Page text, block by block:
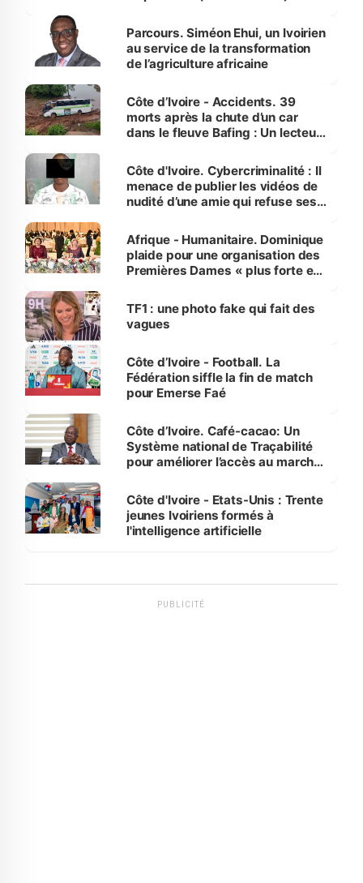
Parcours. Siméon Ehui, un Ivoirien
au service de la transformation
de l’agriculture africaine
Côte d’Ivoire - Accidents. 39
morts après la chute d’un car
dans le fleuve Bafing : Un lecteur
des Transports
Côte d'Ivoire. Cybercriminalité : Il
menace de publier les vidéos de
nudité d’une amie qui refuse ses
Afrique - Humanitaire. Dominique
plaide pour une organisation des
Premières Dames « plus forte et
sur la scène internationale »
TF1 : une photo fake qui fait des
vagues
Côte d’Ivoire - Football. La
Fédération siffle la fin de match
pour Emerse Faé
Côte d’Ivoire. Café-cacao: Un
Système national de Traçabilité
pour améliorer l’accès au marché
Côte d'Ivoire - Etats-Unis : Trente
jeunes Ivoiriens formés à
l'intelligence artificielle
PUBLICITÉ